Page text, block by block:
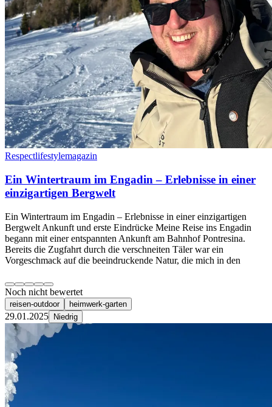
Respectlifestylemagazin
Ein Wintertraum im Engadin – Erlebnisse in einer
einzigartigen Bergwelt
Ein Wintertraum im Engadin – Erlebnisse in einer einzigartigen
Bergwelt Ankunft und erste Eindrücke Meine Reise ins Engadin
begann mit einer entspannten Ankunft am Bahnhof Pontresina.
Bereits die Zugfahrt durch die verschneiten Täler war ein
Vorgeschmack auf die beeindruckende Natur, die mich in den
Noch nicht bewertet
reisen-outdoor heimwerk-garten
29.01.2025 Niedrig